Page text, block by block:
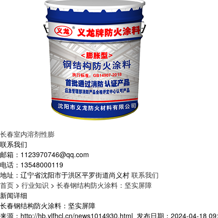
长春室内溶剂性膨
联系我们
邮箱： 1123970746@qq.com
电话： 13548000119
地址： 辽宁省沈阳市于洪区平罗街道尚义村 联系我们
首页 > 行业知识 > 长春钢结构防火涂料：坚实屏障
新闻详细
长春钢结构防火涂料：坚实屏障
来源：http://hb.ylfhcl.cn/news1014930.html 发布日期：2024-04-18